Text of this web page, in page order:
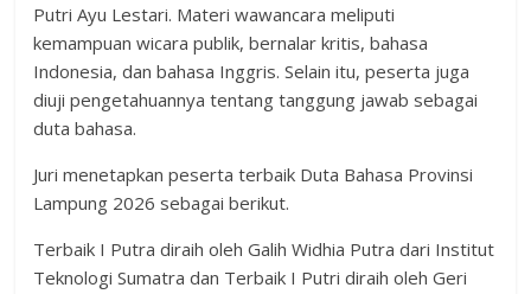
Putri Ayu Lestari. Materi wawancara meliputi
kemampuan wicara publik, bernalar kritis, bahasa
Indonesia, dan bahasa Inggris. Selain itu, peserta juga
diuji pengetahuannya tentang tanggung jawab sebagai
duta bahasa.
Juri menetapkan peserta terbaik Duta Bahasa Provinsi
Lampung 2026 sebagai berikut.
Terbaik I Putra diraih oleh Galih Widhia Putra dari Institut
Teknologi Sumatra dan Terbaik I Putri diraih oleh Geri